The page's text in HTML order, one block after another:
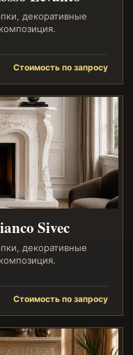
декоративные
Стоимость по запросу
Sivec
декоративные
Стоимость по запросу